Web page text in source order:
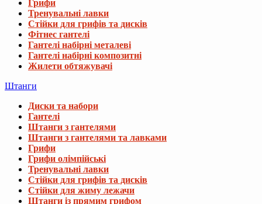
Грифи
Тренувальні лавки
Стійки для грифів та дисків
Фітнес гантелі
Гантелі набірні металеві
Гантелі набірні композитні
Жилети обтяжувачі
Штанги
Диски та набори
Гантелі
Штанги з гантелями
Штанги з гантелями та лавками
Грифи
Грифи олімпійські
Тренувальні лавки
Стійки для грифів та дисків
Стійки для жиму лежачи
Штанги із прямим грифом